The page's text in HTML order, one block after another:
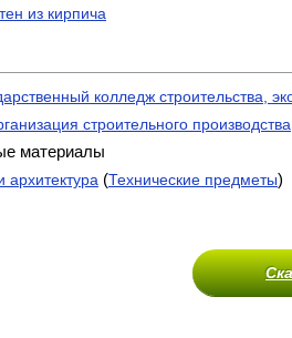
из кирпича
колледж строительства,
строительного производства
материалы
архитектура (Технические предметы)